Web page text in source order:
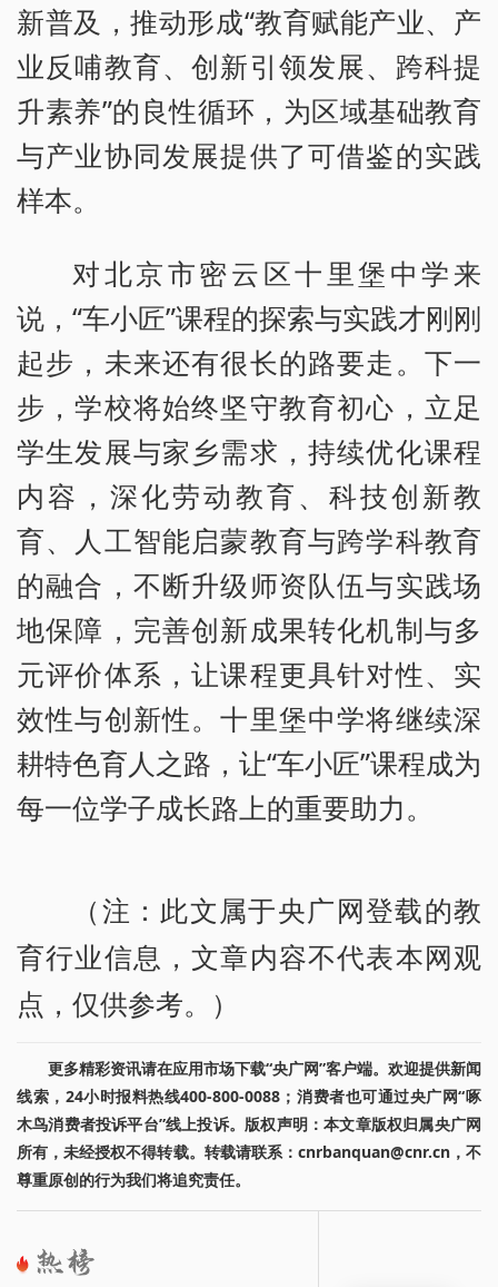
新普及，推动形成“教育赋能产业、产
业反哺教育、创新引领发展、跨科提
升素养”的良性循环，为区域基础教育
与产业协同发展提供了可借鉴的实践
样本。
对北京市密云区十里堡中学来
说，“车小匠”课程的探索与实践才刚刚
起步，未来还有很长的路要走。下一
步，学校将始终坚守教育初心，立足
学生发展与家乡需求，持续优化课程
内容，深化劳动教育、科技创新教
育、人工智能启蒙教育与跨学科教育
的融合，不断升级师资队伍与实践场
地保障，完善创新成果转化机制与多
元评价体系，让课程更具针对性、实
效性与创新性。十里堡中学将继续深
耕特色育人之路，让“车小匠”课程成为
每一位学子成长路上的重要助力。
（注：此文属于央广网登载的教
育行业信息，文章内容不代表本网观
点，仅供参考。）
更多精彩资讯请在应用市场下载“央广网”客户端。欢迎提供新闻
线索，24小时报料热线400-800-0088；消费者也可通过央广网“啄
木鸟消费者投诉平台”线上投诉。版权声明：本文章版权归属央广网
所有，未经授权不得转载。转载请联系：cnrbanquan@cnr.cn，不
尊重原创的行为我们将追究责任。